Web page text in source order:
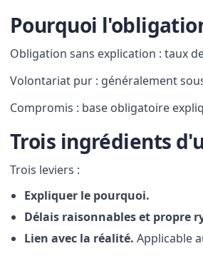
Pourquoi
Obligation sans explication : taux
Volontariat pur : généralement
Compromis : base obligatoire
Trois ingrédients
Trois leviers :
Expliquer le pourquoi.
Délais raisonnables et propre
Lien avec la réalité. Applicable